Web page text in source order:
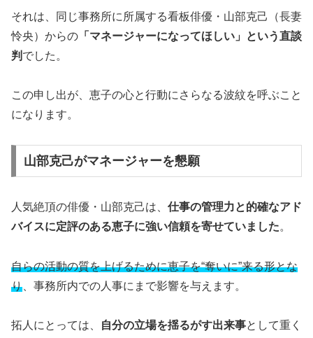
それは、同じ事務所に所属する看板俳優・山部克己（長妻
怜央）からの 「マネージャーになってほしい」という直談
判 でした。
この申し出が、恵子の心と行動にさらなる波紋を呼ぶこと
になります。
山部克己がマネージャーを懇願
人気絶頂の俳優・山部克己は、 仕事の管理力と的確なアド
バイスに定評のある恵子に強い信頼を寄せていました。
自らの活動の質を上げるために恵子を“奪いに”来る形とな
り 、事務所内での人事にまで影響を与えます。
拓人にとっては、 自分の立場を揺るがす出来事として重く